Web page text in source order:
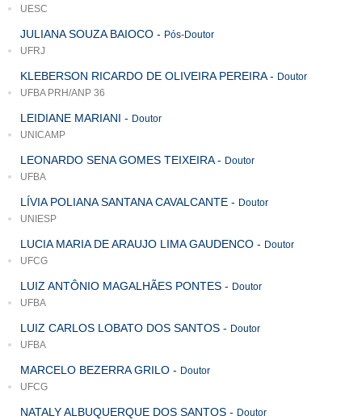
UESC
JULIANA SOUZA BAIOCO - Pós-Doutor
UFRJ
KLEBERSON RICARDO DE OLIVEIRA PEREIRA- Doutor
UFBA PRH/ANP 36
LEIDIANE MARIANI - Doutor
UNICAMP
LEONARDO SENA GOMES TEIXEIRA- Doutor
UFBA
LÍVIA POLIANA SANTANA CAVALCANTE - Doutor
UNIESP
LUCIA MARIA DE ARAUJO LIMA GAUDENCO - Doutor
UFCG
LUIZ ANTÔNIO MAGALHÃES PONTES - Doutor
UFBA
LUIZ CARLOS LOBATO DOS SANTOS - Doutor
UFBA
MARCELO BEZERRA GRILO - Doutor
UFCG
NATALY ALBUQUERQUE DOS SANTOS - Doutor